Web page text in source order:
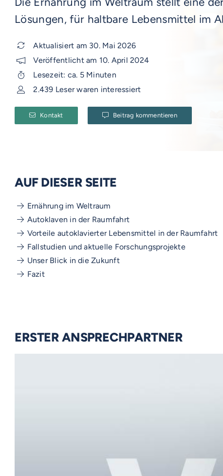
Lösungen, für haltbare Lebensmittel im
Aktualisiert am 30. Mai 2026
Veröffentlicht am 10. April 2024
Lesezeit: ca. 5 Minuten
2.439 Leser waren interessiert
Kontakt Beitrag kommentieren
AUF DIESER SEITE
Ernährung im Weltraum
Autoklaven in der Raumfahrt
Vorteile autoklavierter Lebensmittel in der Raumfahrt
Fallstudien und aktuelle Forschungsprojekte
Unser Blick in die Zukunft
Fazit
ERSTER ANSPRECHPARTNER